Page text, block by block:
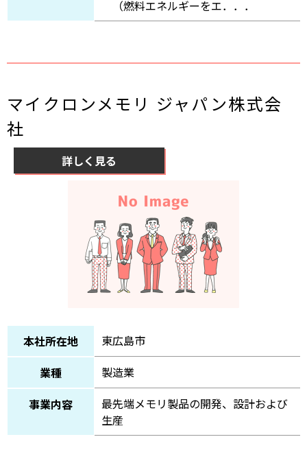
（燃料エネルギーをエ．．．
マイクロンメモリ ジャパン株式会
社
詳しく見る
本社所在地
東広島市
業種
製造業
事業内容
最先端メモリ製品の開発、設計および
生産